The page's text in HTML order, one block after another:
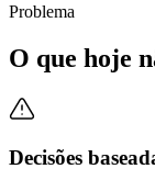
Problema
O que hoje
Decisões